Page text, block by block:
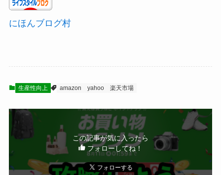
にほんブログ村
生産性向上 amazon yahoo 楽天市場
この記事が気に入ったら
フォローしてね！